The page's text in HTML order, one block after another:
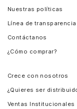
Nuestras políticas
Línea de transparencia
Contáctanos
¿Cómo comprar?
Crece con nosotros
¿Quieres ser
Ventas Institucionales